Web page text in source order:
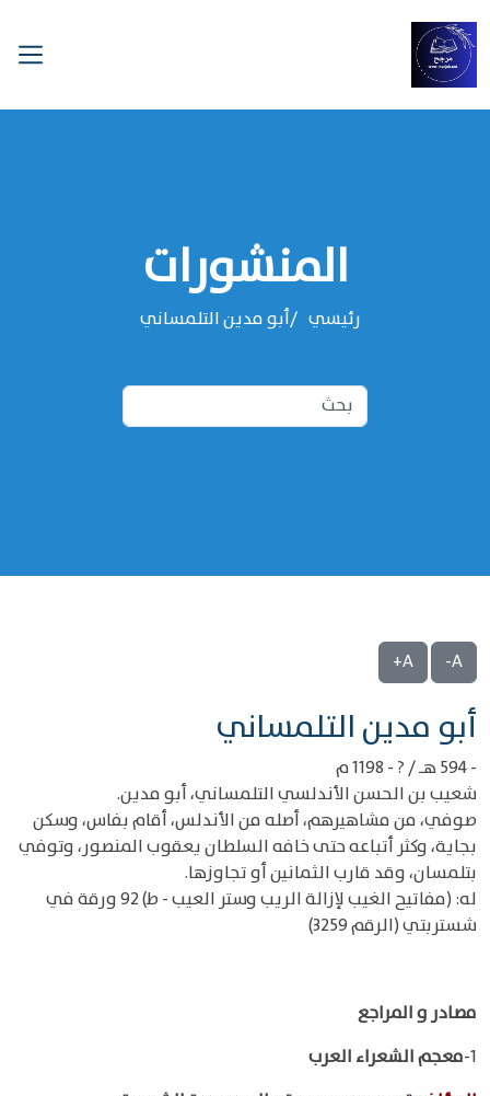
المنشورات
رئيسي ‌‌أبو مدين التلمساني
A-
A+
‌‌أبو مدين التلمساني
- 594 هـ / ? - 1198 م
شعيب بن الحسن الأندلسي التلمساني، أبو مدين.
صوفي، من مشاهيرهم، أصله من الأندلس، أقام بفاس، وسكن
بجاية، وكثر أتباعه حتى خافه السلطان يعقوب المنصور، وتوفي
بتلمسان، وقد قارب الثمانين أو تجاوزها.
له: (مفاتيح الغيب لإزالة الريب وستر العيب - ط) 92 ورقة في
شستربتي (الرقم 3259)
مصادر و المراجع
1- معجم الشعراء العرب